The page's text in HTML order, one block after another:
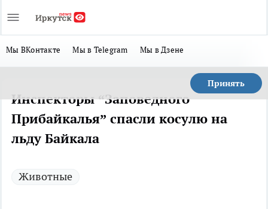
Мы ВКонтакте Мы в Telegram Мы в Дзене
Принять
Инспекторы “Заповедного
Прибайкалья” спасли косулю на
льду Байкала
Животные